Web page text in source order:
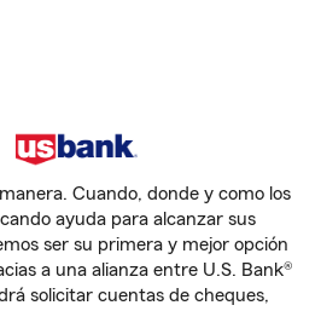
Cuando, donde y como los
ayuda para alcanzar sus
ser su primera y mejor opción
a una alianza entre U.S. Bank®
solicitar cuentas de cheques,